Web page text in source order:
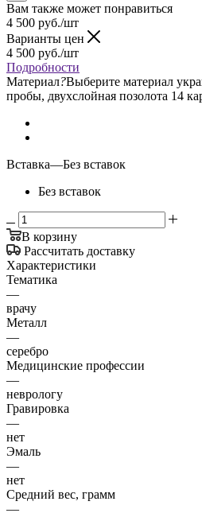
Вам также может понравиться
4 500 руб./шт
Варианты цен
4 500 руб./шт
Подробности
Материал?Выберите материал
пробы, двухслойная позолота 14
Вставка—Без вставок
Без вставок
В корзину
Рассчитать доставку
Характеристики
Тематика
—
врачу
Металл
—
серебро
Медицинские профессии
—
неврологу
Гравировка
—
нет
Эмаль
—
нет
Средний вес, грамм
—